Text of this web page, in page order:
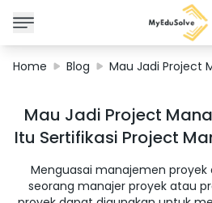
Solusi Perusahaan
Sertifikasi
Tentang Kami
Home Blog Mau Jadi Project
Mau Jadi Project
Itu Sertifikasi Project
Menguasai manajemen proyek
seorang manajer proyek atau